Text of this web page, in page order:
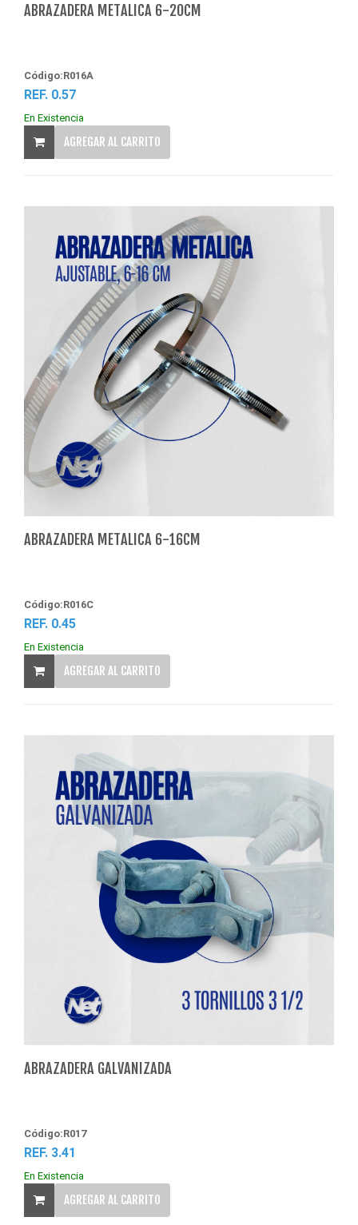
ABRAZADERA METALICA 6-20CM
Código:R016A
REF. 0.57
En Existencia
AGREGAR AL CARRITO
ABRAZADERA METALICA 6-16CM
Código:R016C
REF. 0.45
En Existencia
AGREGAR AL CARRITO
ABRAZADERA GALVANIZADA
Código:R017
REF. 3.41
En Existencia
AGREGAR AL CARRITO